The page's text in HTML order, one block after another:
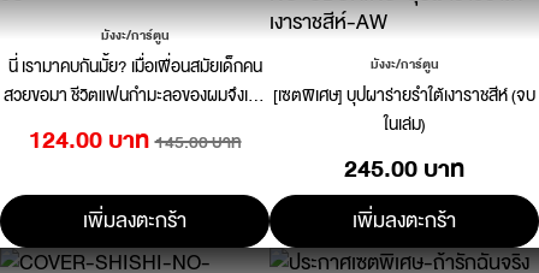
มังงะ/การ์ตูน
นี่ เรามาคบกันมั้ย? เมื่อเพื่อนสมัยเด็กคน
สวยขอมา ชีวิตแฟนกำมะลอของผมจึงเริ่ม
124.00 บาท 145.00 บาท
เพิ่มลงตะกร้า
มังงะ/การ์ตูน
[เซตพิเศษ] บุปผาร่ายรำใต้เงาราชสีห์ (จบ
ในเล่ม)
245.00 บาท
เพิ่มลงตะกร้า